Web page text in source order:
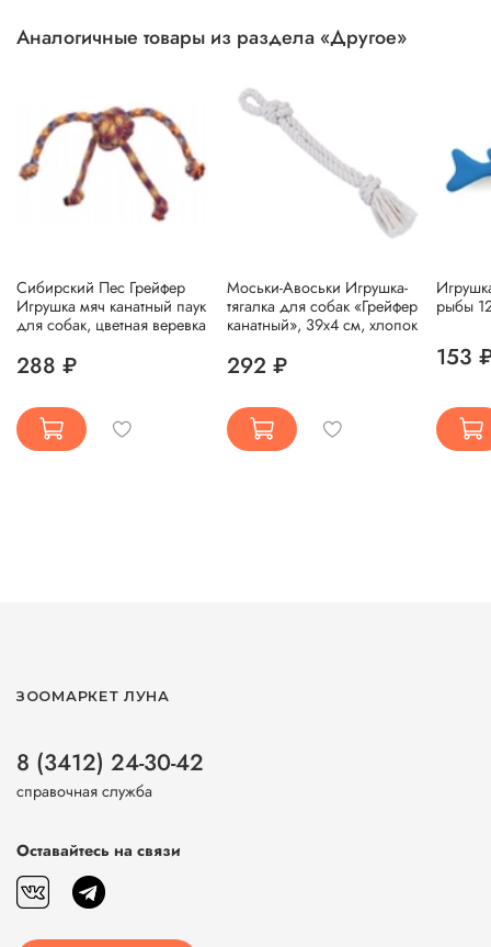
Аналогичные товары из раздела «Другое»
Сибирский Пес Грейфер
Игрушка мяч канатный паук
для собак, цветная веревка
288 ₽
Моськи-Авоськи Игрушка-
тягалка для собак «Грейфер
канатный», 39х4 см, хлопок
292 ₽
рыбы
153
ЗООМАРКЕТ ЛУНА
8 (3412) 24-30-42
справочная служба
Оставайтесь на связи